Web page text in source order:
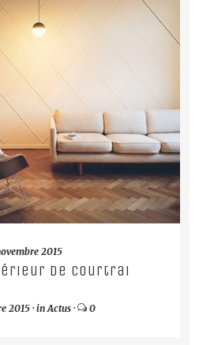
MORE
2015
de Courtrai
2015· inActus· 0